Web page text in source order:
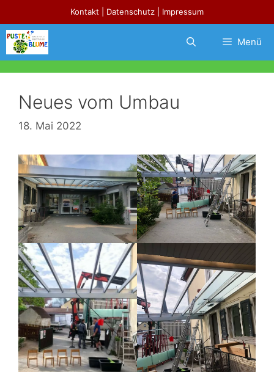
Inhalt
springen
Kontakt Datenschutz Impressum
Menü
Neues vom Umbau
18. Mai 2022